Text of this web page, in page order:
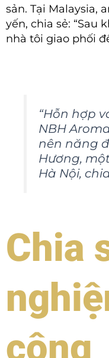
sản. Tại Malaysia,
yến, chia sẻ: “Sau
nhà tôi giao phối
“Hỗn hợp
NBH
nên năng
Hương,
Hà Nội,
Chia
công